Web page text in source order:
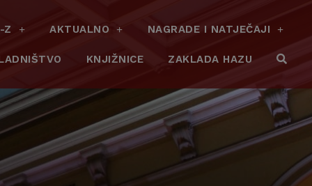
Z AKTUALNO NAGRADE I NATJEČAJI
KNJIŽNICE ZAKLADA HAZU